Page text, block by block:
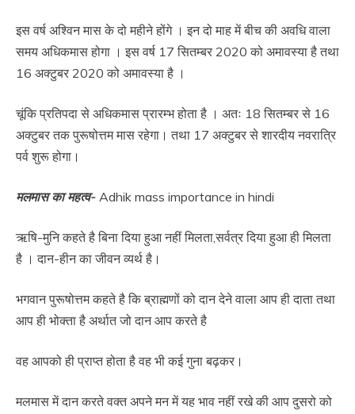
इस वर्ष अश्विन मास के दो महीने होंगे । इन दो माह में बीच की अवधि वाला
समय अधिकमास होगा । इस वर्ष 17 सितम्बर 2020 को अमावस्या है तथा
16 अक्टुबर 2020 को अमावस्या है ।
चूंकि प्रतिपदा से अधिकमास प्रारम्भ होता है । अतः 18 सितम्बर से 16
अक्टुबर तक पुरूषोत्तम मास रहेगा। तथा 17 अक्टुबर से शारदीय नवरात्रि
पर्व शुरू होगा।
मलमास का महत्व- Adhik mass importance in hindi
ऋषि-मुनि कहते है बिना दिया हुआ नहीं मिलता,सर्वत्र दिया हुआ ही मिलता
है । दान-हीन का जीवन व्यर्थ है।
भगवान पुरूषोत्तम कहते है कि ब्राह्मणों को दान देने वाला आप ही दाता तथा
आप ही भोक्ता है अर्थात जो दान आप करते है
वह आपको ही प्राप्त होता है वह भी कई गुना बढ़कर।
मलमास में दान करते वक्त अपने मन में यह भाव नहीं रखे की आप दुसरो को